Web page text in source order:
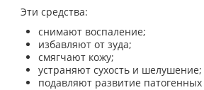
Эти средства:
снимают воспаление;
избавляют от зуда;
смягчают кожу;
устраняют сухость и шелушение;
подавляют развитие